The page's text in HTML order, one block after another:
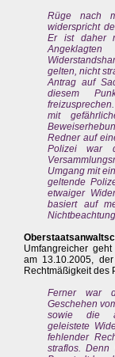
Rüge nach
widerspricht
Er ist daher
gelten, nicht
Antrag auf
diesem
mit
Redner auf
Polizei war
Umgang mit
geltende
etwaiger
basiert auf
Umfangreicher
am 13.10.2005,
Rechtmäßigkeit des
Ferner war
Geschehen
sowie die
geleistete
fehlender
straflos. Denn